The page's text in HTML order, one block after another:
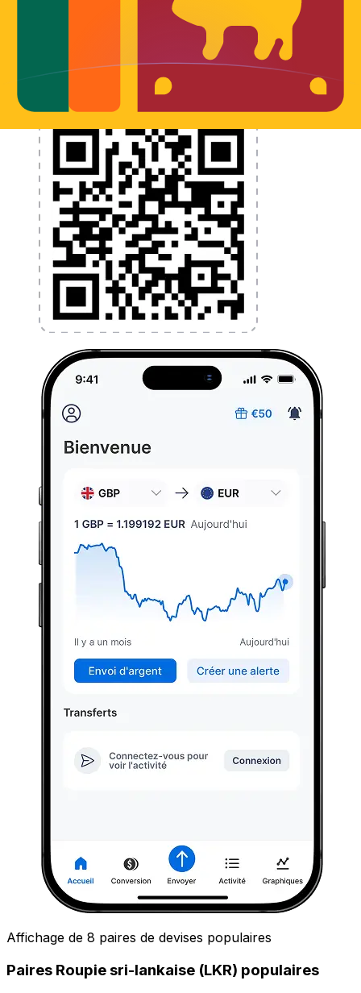
programmez des alertes de taux et transférez de
l'argent à l'étranger sans frais cachés. Téléchargez
Affichage de 8 paires de devises populaires
Paires Roupie sri-lankaise (LKR) populaires